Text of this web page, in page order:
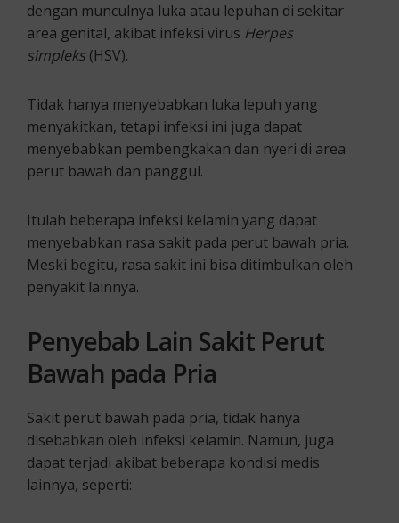
dengan munculnya luka atau lepuhan di sekitar
area genital, akibat infeksi virus Herpes
simpleks (HSV).
Tidak hanya menyebabkan luka lepuh yang
menyakitkan, tetapi infeksi ini juga dapat
menyebabkan pembengkakan dan nyeri di area
perut bawah dan panggul.
Itulah beberapa infeksi kelamin yang dapat
menyebabkan rasa sakit pada perut bawah pria.
Meski begitu, rasa sakit ini bisa ditimbulkan oleh
penyakit lainnya.
Penyebab Lain Sakit Perut
Bawah pada Pria
Sakit perut bawah pada pria, tidak hanya
disebabkan oleh infeksi kelamin. Namun, juga
dapat terjadi akibat beberapa kondisi medis
lainnya, seperti: